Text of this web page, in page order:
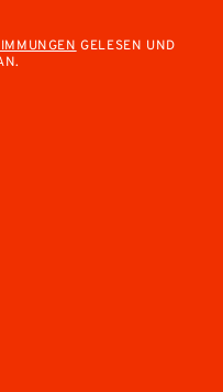
GELESEN UND